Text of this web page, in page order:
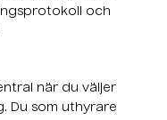
och
när du väljer
Du som uthyrare